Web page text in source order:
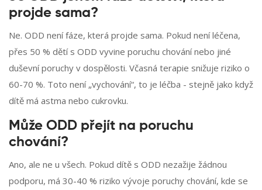
projde sama?
Ne. ODD není fáze, která projde sama. Pokud není léčena,
přes 50 % dětí s ODD vyvine poruchu chování nebo jiné
duševní poruchy v dospělosti. Včasná terapie snižuje riziko o
60-70 %. Toto není „vychování“, to je léčba - stejně jako když
dítě má astma nebo cukrovku.
Může ODD přejít na poruchu
chování?
Ano, ale ne u všech. Pokud dítě s ODD nezažije žádnou
podporu, má 30-40 % riziko vývoje poruchy chování, kde se